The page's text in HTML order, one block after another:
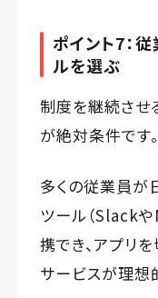
ポイント7：
ルを選ぶ
制度を継続させ
が絶対条件です。
多くの従業員が
ツール（Slack
携でき、アプリ
サービスが理想